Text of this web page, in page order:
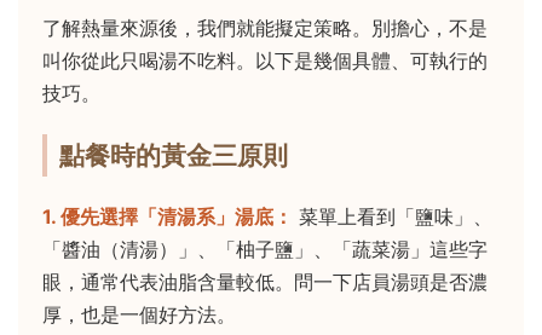
了解熱量來源後，我們就能擬定策略。別擔心，不是
叫你從此只喝湯不吃料。以下是幾個具體、可執行的
技巧。
點餐時的黃金三原則
1. 優先選擇「清湯系」湯底： 菜單上看到「鹽味」、
「醬油（清湯）」、「柚子鹽」、「蔬菜湯」這些字
眼，通常代表油脂含量較低。問一下店員湯頭是否濃
厚，也是一個好方法。